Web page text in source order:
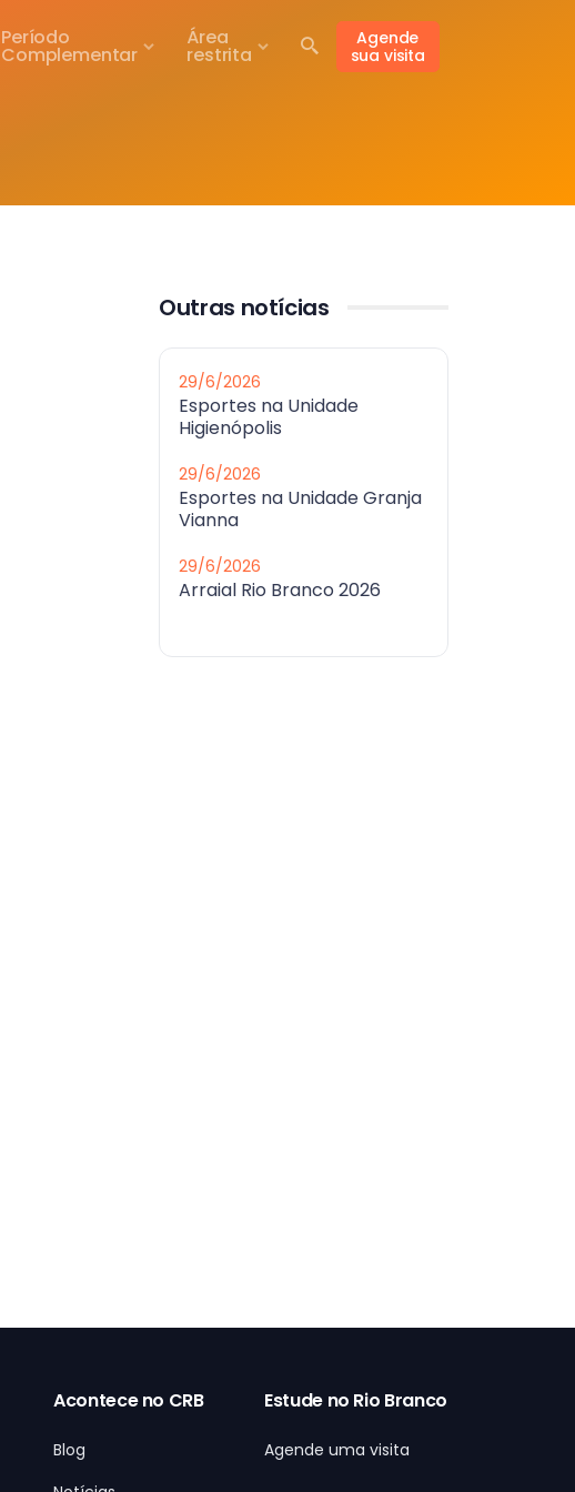
Agende
sua visita
Período
Complementar
Área
restrita
Outras notícias
29/6/2026
Esportes na Unidade
Higienópolis
29/6/2026
Esportes na Unidade Granja
Vianna
29/6/2026
Arraial Rio Branco 2026
Acontece no CRB
Blog
Estude no Rio Branco
Agende uma visita